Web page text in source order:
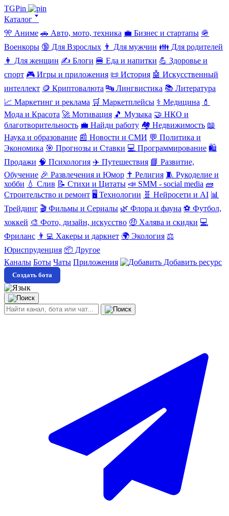
TGPin
Каталог 🢓
🎌 Аниме 🚗 Авто, мото, техника 💼 Бизнес и стартапы 🪖
Военкоры 🔞 Для Взрослых 👨 Для мужчин 👪 Для родителей
👩 Для женщин ✍️ Блоги 🍔 Еда и напитки 💪 Здоровье и
спорт 🎮 Игры и приложения 📜 История 🤖 Искусственный
интеллект 🪙 Криптовалюта 🔤 Лингвистика 📚 Литература
📈 Маркетинг и реклама 🛒 Маркетплейсы ⚕️ Медицина 💄
Мода и Красота 🚀 Мотивация 🎵 Музыка 🤝 НКО и
благотворительность 💼 Найди работу 🏘️ Недвижимость 📖
Наука и образование 📰 Новости и СМИ 💬 Политика и
Экономика 🎯 Прогнозы и Ставки 💻 Программирование 🛍️
Продажи 🧠 Психология ✈️ Путешествия 📘 Развитие,
Обучение 🎉 Развлечения и Юмор ✝️ Религия 🧵 Рукоделие и
хобби 💧 Слив 📝 Стихи и Цитаты 📣 SMM - social media 🧱
Строительство и ремонт 🖥️ Технологии 🧬 Нейросети и AI 📊
Трейдинг 🎬 Фильмы и Сериалы 🌿 Флора и фауна ⚽ Футбол,
хоккей 🎨 Фото, дизайн, искусство 🤑 Халява и скидки 💻
Фриланс 👨‍💻 Хакеры и даркнет 🌍 Экология ⚖️
Юриспруденция 📦 Другое
Каналы Боты Чаты Приложения Добавить ресурс
Создать бота